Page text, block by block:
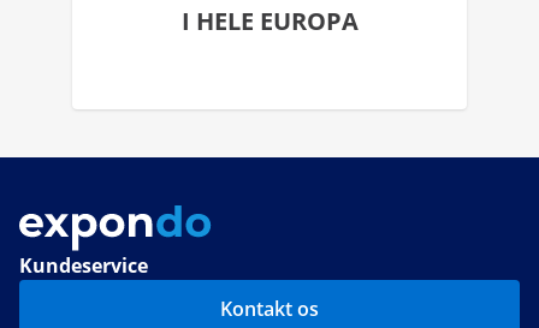
I HELE EUROPA
Kundeservice
Kontakt os